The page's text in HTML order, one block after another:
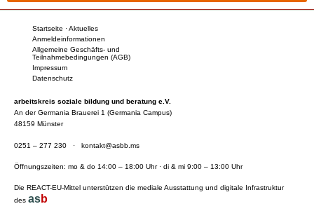
Startseite · Aktuelles
Anmeldeinformationen
Allgemeine Geschäfts- und
Teilnahmebedingungen (AGB)
Impressum
Datenschutz
arbeitskreis soziale bildung und beratung e.V.
An der Germania Brauerei 1 (Germania Campus)
48159 Münster
0251 – 277 230 · kontakt@asbb.ms
Öffnungszeiten: mo & do 14:00 – 18:00 Uhr · di & mi 9:00 – 13:00 Uhr
Die REACT-EU-Mittel unterstützen die mediale Ausstattung und digitale Infrastruktur
des asb